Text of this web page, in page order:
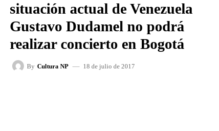
situación actual de Venezuela
Gustavo Dudamel no podrá
realizar concierto en Bogotá
By Cultura NP 18 de julio de 2017